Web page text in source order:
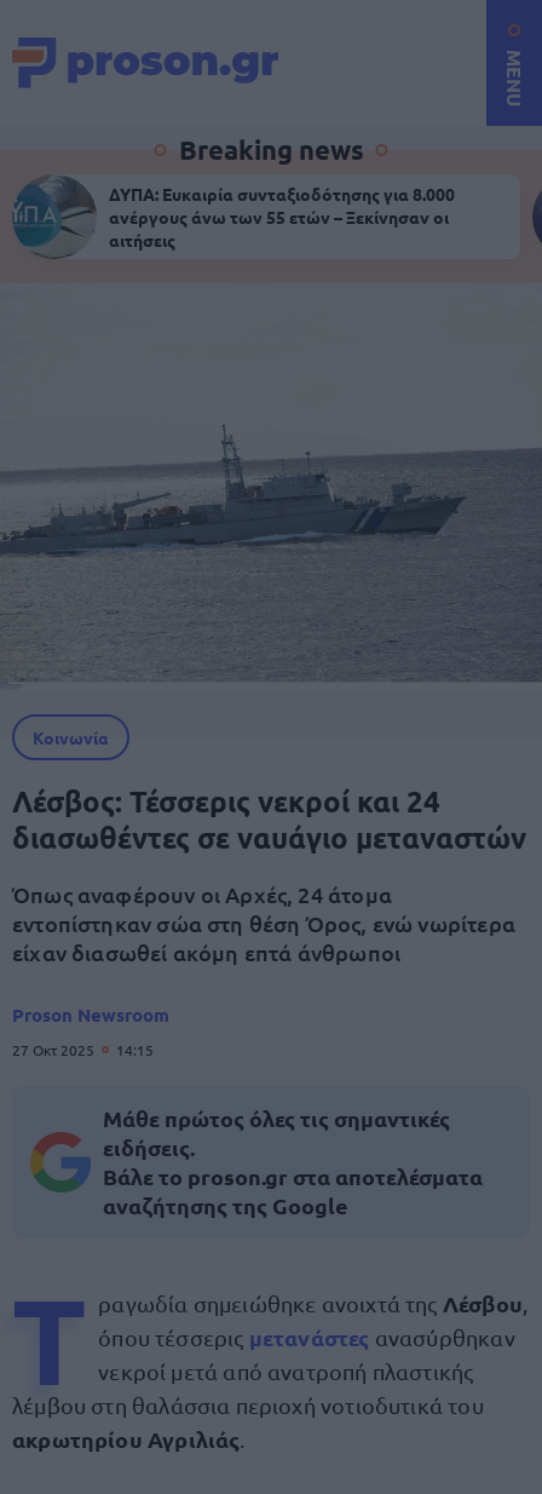
MENU
Breaking news
ΔΥΠΑ: Ευκαιρία συνταξιοδότησης για 8.000
ανέργους άνω των 55 ετών – Ξεκίνησαν οι
αιτήσεις
Κοινωνία
Λέσβος: Τέσσερις νεκροί και 24
διασωθέντες σε ναυάγιο μεταναστών
Όπως αναφέρουν οι Αρχές, 24 άτομα
εντοπίστηκαν σώα στη θέση Όρος, ενώ νωρίτερα
είχαν διασωθεί ακόμη επτά άνθρωποι
Proson Newsroom
27 Οκτ 2025 14:15
Μάθε πρώτος όλες τις σημαντικές
ειδήσεις.
Βάλε το proson.gr στα αποτελέσματα
αναζήτησης της Google
Τ ραγωδία σημειώθηκε ανοιχτά της Λέσβου
όπου τέσσερις μετανάστες ανασύρθηκαν
νεκροί μετά από ανατροπή πλαστικής
λέμβου στη θαλάσσια περιοχή νοτιοδυτικά του
ακρωτηρίου Αγριλιάς